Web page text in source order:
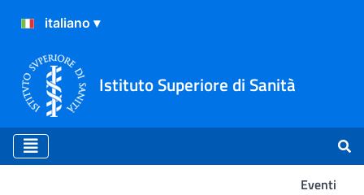
Istituto Superiore di Sanità
Eventi